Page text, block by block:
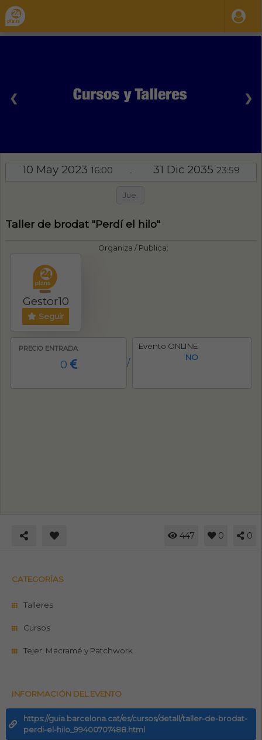
❮ ❯
10 May 202316:00 - 31 Dic 2035 23:59
Jue.
Taller de brodat "Perdí el hilo"
Organiza / Publica:
Gestor10
Seguir
PRECIO ENTRADA
0 /
Evento ONLINE
NO
447 0 0
CATEGORÍAS
Talleres
Cursos
Tejer, Macramé y Patchwork
INFORMACIÓN DEL EVENTO
https://guia.barcelona.cat/es/cursos/detall/taller-de-brodat-
perdi-el-hilo_99400707488.html